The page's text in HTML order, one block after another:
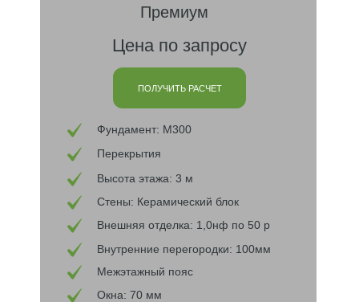
Премиум
ПОЛУЧИТЬ РАСЧЕТ
Цена по запросу
Фундамент: М300
Перекрытия
Высота этажа: 3 м
Стены: Керамический блок
Внешняя отделка: 1,0нф по 50 р
Внутренние перегородки: 100мм
Межэтажный пояс
Окна: 70 мм